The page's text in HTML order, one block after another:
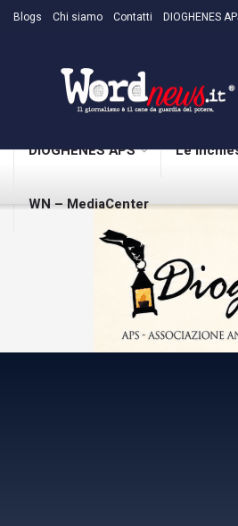
Blogs Chi siamo Contatti DIOGHENES
DIOGHENES APS Le
WN – MediaCenter